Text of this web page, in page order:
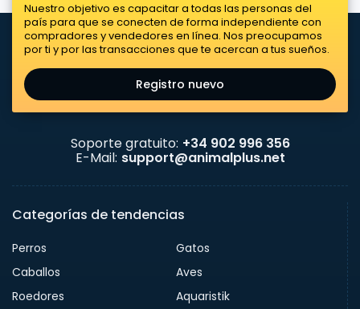
Nuestro objetivo es capacitar a todas las personas del
país para que se conecten de forma independiente con
compradores y vendedores en línea. Nos preocupamos
por ti y por las transacciones que te acercan a tus sueños.
Registro nuevo
Soporte gratuito: +34 902 996 356
E-Mail: support@animalplus.net
Categorías de tendencias
Perros
Gatos
Caballos
Aves
Roedores
Aquaristik